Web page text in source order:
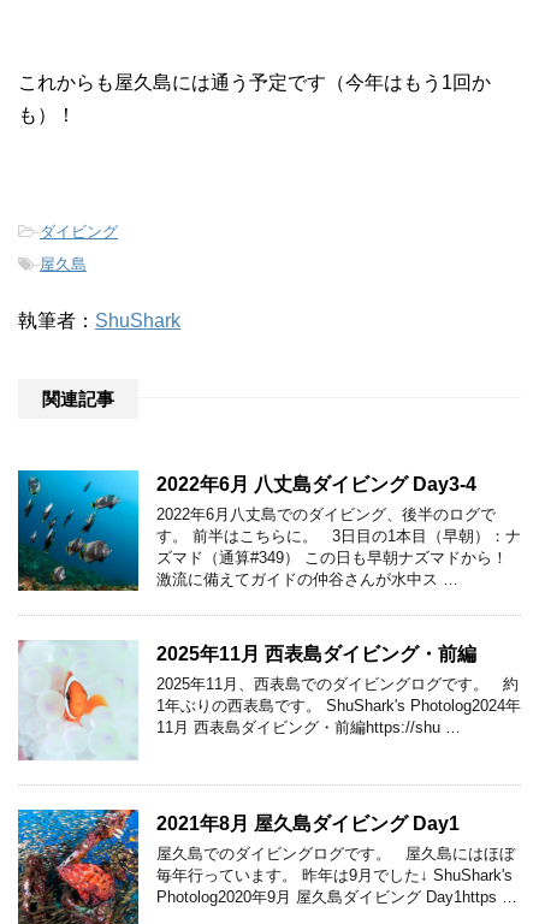
これからも屋久島には通う予定です（今年はもう1回か
も）！
-ダイビング
-屋久島
執筆者： ShuShark
関連記事
2022年6月 八丈島ダイビング Day3-4
2022年6月八丈島でのダイビング、後半のログで
す。 前半はこちらに。 3日目の1本目（早朝）：ナ
ズマド（通算#349） この日も早朝ナズマドから！
激流に備えてガイドの仲谷さんが水中ス …
2025年11月 西表島ダイビング・前編
2025年11月、西表島でのダイビングログです。 約
1年ぶりの西表島です。 ShuShark's Photolog2024年
11月 西表島ダイビング・前編https://shu …
2021年8月 屋久島ダイビング Day1
屋久島でのダイビングログです。 屋久島にはほぼ
毎年行っています。 昨年は9月でした↓ ShuShark's
Photolog2020年9月 屋久島ダイビング Day1https …